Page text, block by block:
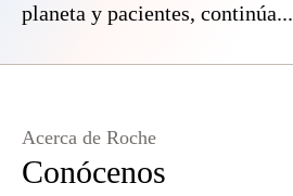
planeta y pacientes, continúa...
Acerca de Roche
Conócenos